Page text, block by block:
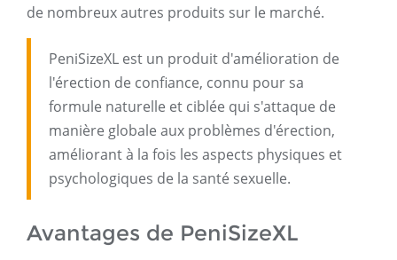
de nombreux autres produits sur le marché.
PeniSizeXL est un produit d'amélioration de
l'érection de confiance, connu pour sa
formule naturelle et ciblée qui s'attaque de
manière globale aux problèmes d'érection,
améliorant à la fois les aspects physiques et
psychologiques de la santé sexuelle.
Avantages de PeniSizeXL